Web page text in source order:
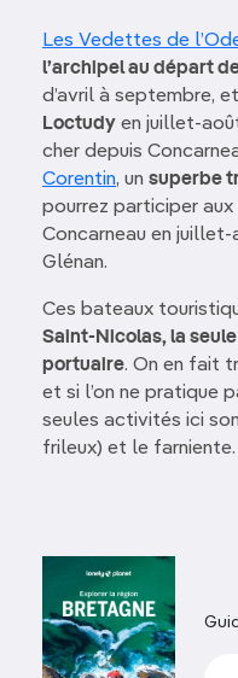
Les Vedettes de
l’archipel au départ
d’avril à septembre,
Loctudy en juillet-
cher depuis
Corentin, un superbe
pourrez participer
Concarneau en juillet-
Glénan.
Ces bateaux
Saint-Nicolas, la
portuaire. On en fait
et si l’on ne pratique
seules activités ici
frileux) et le farniente.